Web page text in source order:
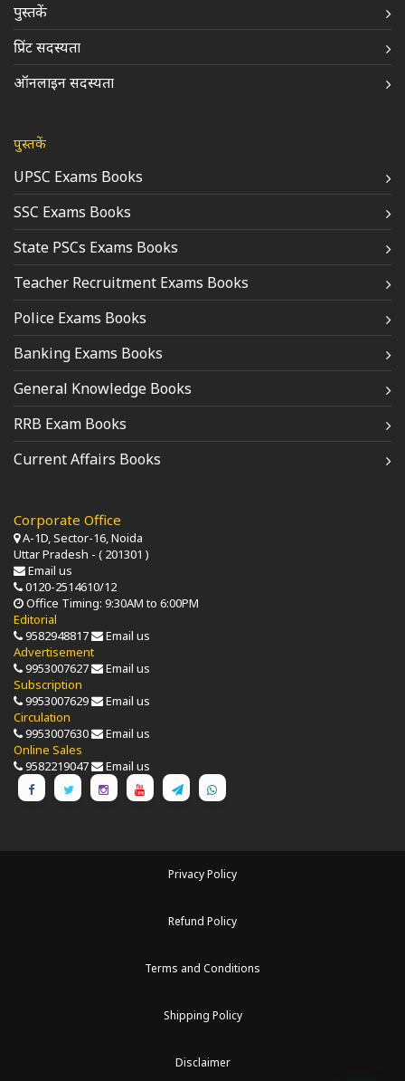
पुस्तकें
प्रिंट सदस्यता
ऑनलाइन सदस्यता
पुस्तकें
UPSC Exams Books
SSC Exams Books
State PSCs Exams Books
Teacher Recruitment Exams Books
Police Exams Books
Banking Exams Books
General Knowledge Books
RRB Exam Books
Current Affairs Books
Corporate Office
A-1D, Sector-16, Noida
Uttar Pradesh - ( 201301 )
Email us
0120-2514610/12
Office Timing: 9:30AM to 6:00PM
Editorial
9582948817
Email us
Advertisement
9953007627
Email us
Subscription
9953007629
Email us
Circulation
9953007630
Email us
Online Sales
9582219047
Email us
Privacy Policy
Refund Policy
Terms and Conditions
Shipping Policy
Disclaimer